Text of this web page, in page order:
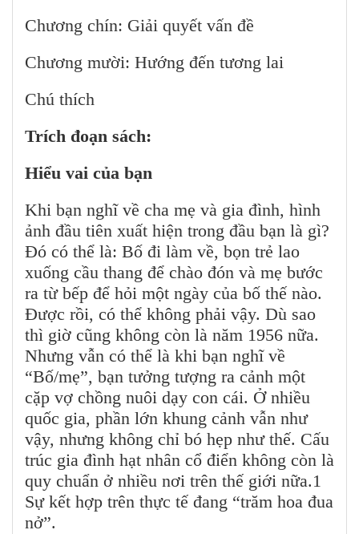
Chương chín: Giải quyết vấn đề
Chương mười: Hướng đến tương lai
Chú thích
Trích đoạn sách:
Hiểu vai của bạn
Khi bạn nghĩ về cha mẹ và gia đình, hình
ảnh đầu tiên xuất hiện trong đầu bạn là gì?
Đó có thể là: Bố đi làm về, bọn trẻ lao
xuống cầu thang để chào đón và mẹ bước
ra từ bếp để hỏi một ngày của bố thế nào.
Được rồi, có thể không phải vậy. Dù sao
thì giờ cũng không còn là năm 1956 nữa.
Nhưng vẫn có thể là khi bạn nghĩ về
“Bố/mẹ”, bạn tưởng tượng ra cảnh một
cặp vợ chồng nuôi dạy con cái. Ở nhiều
quốc gia, phần lớn khung cảnh vẫn như
vậy, nhưng không chỉ bó hẹp như thế. Cấu
trúc gia đình hạt nhân cổ điển không còn là
quy chuẩn ở nhiều nơi trên thế giới nữa.1
Sự kết hợp trên thực tế đang “trăm hoa đua
nở”.